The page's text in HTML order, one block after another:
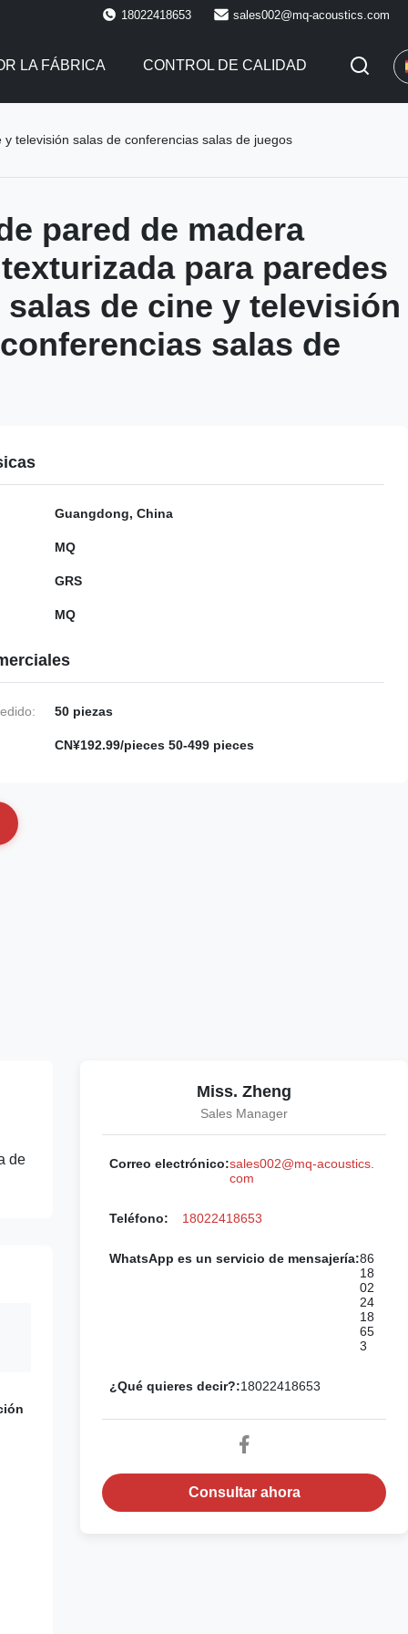
18022418653 sales002@mq-acoustics.com
LA FÁBRICA CONTROL DE CALIDAD
televisión salas de conferencias salas de juegos
pared de madera
para paredes
de cine y televisión
salas de
Guangdong, China
MQ
GRS
MQ
50 piezas
CN¥192.99/pieces 50-499 pieces
de
Miss. Zheng
Sales Manager
Correo electrónico:sales002@mq-acoustics.
com
Teléfono: 18022418653
WhatsApp es un servicio de mensajería:86
18
02
24
18
65
3
¿Qué quieres decir?:18022418653
Consultar ahora